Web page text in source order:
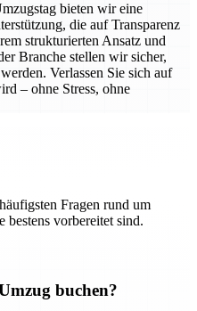
bieten wir eine
die auf Transparenz
strukturierten Ansatz und
Branche stellen wir sicher,
Verlassen Sie sich auf
– ohne Stress, ohne
Fragen rund um
bestens vorbereitet sind.
buchen?